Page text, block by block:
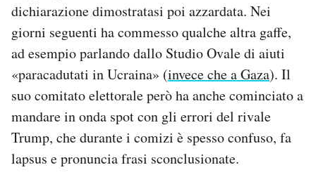
dichiarazione dimostratasi poi azzardata. Nei
giorni seguenti ha commesso qualche altra gaffe,
ad esempio parlando dallo Studio Ovale di aiuti
«paracadutati in Ucraina» (invece che a Gaza). Il
suo comitato elettorale però ha anche cominciato a
mandare in onda spot con gli errori del rivale
Trump, che durante i comizi è spesso confuso, fa
lapsus e pronuncia frasi sconclusionate.